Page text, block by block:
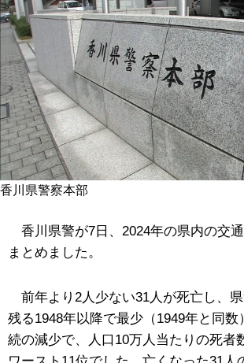
香川県警察本部
香川県警が7日、2024年の県内の交
まとめました。
前年より2人少ない31人が死亡し、
残る1948年以降で最少（1949年と同数
続の減少で、人口10万人当たりの死者